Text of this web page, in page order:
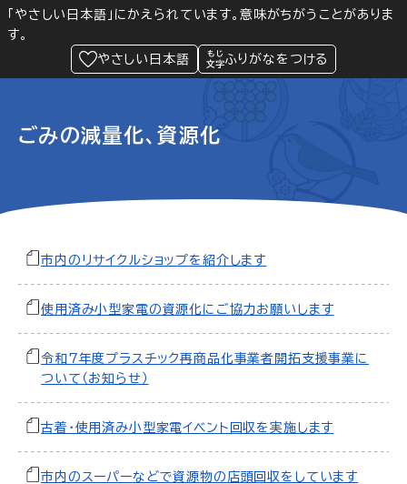
「やさしい日本語」にかえられています。意味がちがうことがありま
す。
やさしい日本語
ふりがなをつける
Language 閲覧支援
緊急情報
ごみの減量化、資源化
市内のリサイクルショップを紹介します
使用済み小型家電の資源化にご協力お願いします
令和7年度プラスチック再商品化事業者開拓支援事業に
ついて（お知らせ）
古着・使用済み小型家電イベント回収を実施します
市内のスーパーなどで資源物の店頭回収をしています